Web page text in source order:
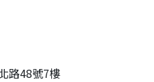
路48號7樓